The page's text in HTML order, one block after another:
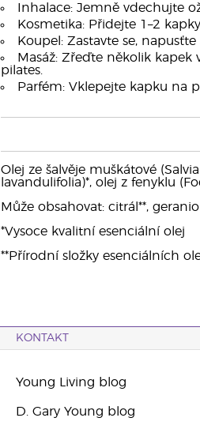
Inhalace: Jemně vdechujte
Kosmetika: Přidejte 1–2
Koupel: Zastavte se,
Masáž: Zřeďte několik
pilates.
Parfém: Vklepejte kapku na
Olej ze šalvěje muškátové
lavandulifolia)*, olej z fenyklu
Může obsahovat: citrál**,
*Vysoce kvalitní esenciální olej
**Přírodní složky esenciálních
KONTAKT
Young Living blog
D. Gary Young blog